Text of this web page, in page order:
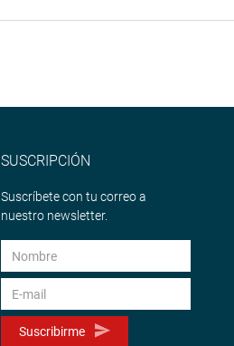
SUSCRIPCIÓN
Suscríbete con tu correo a
nuestro newsletter.
Suscribirme